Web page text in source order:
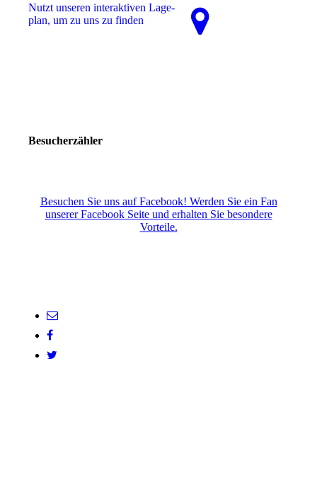
Nutzt unseren interaktiven La­ge­
plan, um zu uns zu finden
Besucherzähler
Besuchen Sie uns auf Facebook! Werden Sie ein Fan
unserer Facebook Seite und erhalten Sie besondere
Vorteile.